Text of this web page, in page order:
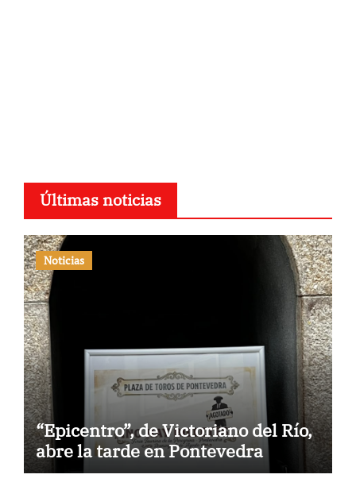
Últimas noticias
Noticias
“Epicentro”, de Victoriano del Río,
abre la tarde en Pontevedra